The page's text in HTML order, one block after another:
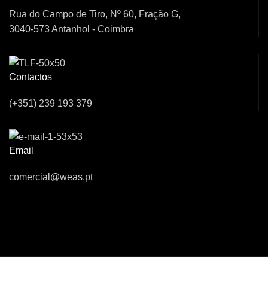
Rua do Campo de Tiro, Nº 60, Fração G,
3040-573 Antanhol - Coimbra
Contactos
(+351) 239 193 379
Email
comercial@weas.pt